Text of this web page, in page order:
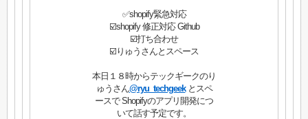
✅shopify緊急対応
☑️shopify 修正対応 Github
☑️打ち合わせ
☑️りゅうさんとスペース
本日１８時からテックギークのり
ゅうさん@ryu_techgeekとスペ
ースで Shopifyのアプリ開発につ
いて話す予定です。